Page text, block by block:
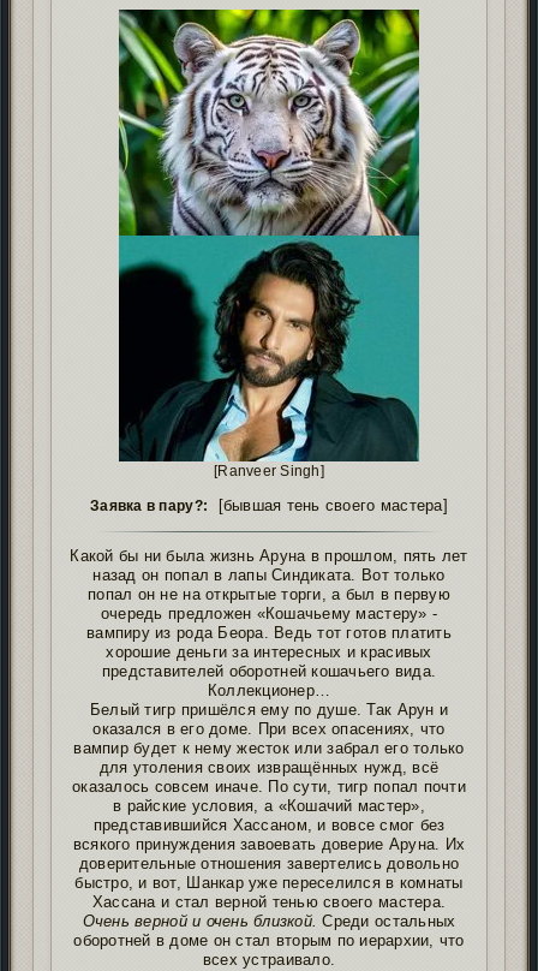
[Ranveer Singh]
Заявка в пару?: [бывшая тень своего мастера]
Какой бы ни была жизнь Аруна в прошлом, пять лет
назад он попал в лапы Синдиката. Вот только
попал он не на открытые торги, а был в первую
очередь предложен «Кошачьему мастеру» -
вампиру из рода Беора. Ведь тот готов платить
хорошие деньги за интересных и красивых
представителей оборотней кошачьего вида.
Коллекционер…
Белый тигр пришёлся ему по душе. Так Арун и
оказался в его доме. При всех опасениях, что
вампир будет к нему жесток или забрал его только
для утоления своих извращённых нужд, всё
оказалось совсем иначе. По сути, тигр попал почти
в райские условия, а «Кошачий мастер»,
представившийся Хассаном, и вовсе смог без
всякого принуждения завоевать доверие Аруна. Их
доверительные отношения завертелись довольно
быстро, и вот, Шанкар уже переселился в комнаты
Хассана и стал верной тенью своего мастера.
Очень верной и очень близкой. Среди остальных
оборотней в доме он стал вторым по иерархии, что
всех устраивало.